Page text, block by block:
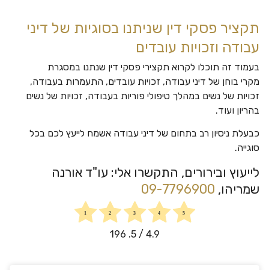
תקציר פסקי דין שניתנו בסוגיות של דיני
עבודה וזכויות עובדים
בעמוד זה תוכלו לקרוא תקצירי פסקי דין שנתנו במסגרת
מקרי בוחן של דיני עבודה, זכויות עובדים, התעמרות בעבודה,
זכויות של נשים במהלך טיפולי פוריות בעבודה, זכויות של נשים
בהריון ועוד.
כבעלת ניסיון רב בתחום של דיני עבודה אשמח לייעץ לכם בכל
סוגייה.
לייעוץ ובירורים, התקשרו אלי: עו"ד אורנה
שמריהו, 09-7796900
4.9
/ 5.
196